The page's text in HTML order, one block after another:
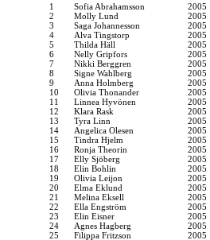
1 Sofia Abrahamsson
2005
2
Molly Lund
2005
3
Saga Johannesson
2005
4
Alva Tingstorp
2005
5
Thilda Häll
2005
6
Nelly Gripfors
2005
7
Nikki Berggren
2005
8
Signe Wahlberg
2005
9
Anna Holmberg
2005
10
Olivia Thonander
2005
11
Linnea Hyvönen
2005
12
Klara Rask
2005
13
Tyra Linn
2005
14
Angelica Olesen
2005
15
Tindra Hjelm
2005
16
Ronja Theorin
2005
17
Elly Sjöberg
2005
18
Elin Bohlin
2005
19
Olivia Leijon
2005
20
Elma Eklund
2005
21
Melina Eksell
2005
22
Ella Engström
2005
23
Elin Eisner
2005
24
Agnes Hagberg
2005
25
Filippa Fritzson
2005